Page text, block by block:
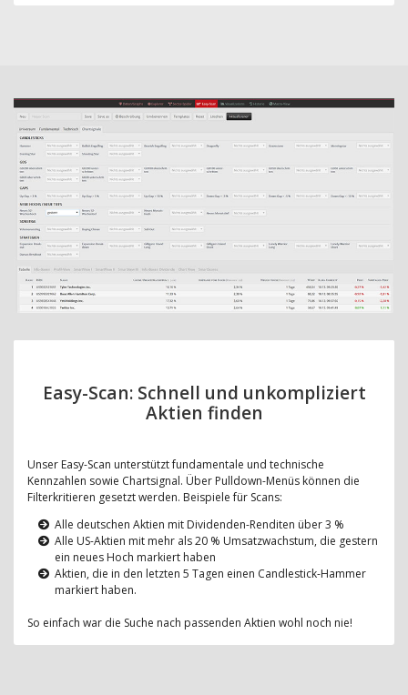
Easy-Scan: Schnell und unkompliziert
Aktien finden
Unser Easy-Scan unterstützt fundamentale und technische
Kennzahlen sowie Chartsignal. Über Pulldown-Menüs können die
Filterkritieren gesetzt werden. Beispiele für Scans:
Alle deutschen Aktien mit Dividenden-Renditen über 3 %
Alle US-Aktien mit mehr als 20 % Umsatzwachstum, die gestern
ein neues Hoch markiert haben
Aktien, die in den letzten 5 Tagen einen Candlestick-Hammer
markiert haben.
So einfach war die Suche nach passenden Aktien wohl noch nie!